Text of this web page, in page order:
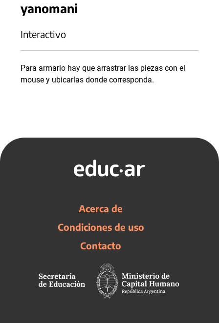
yanomani
Interactivo
Para armarlo hay que arrastrar las piezas con el
mouse y ubicarlas donde corresponda.
Acerca de
Condiciones de uso
Contacto